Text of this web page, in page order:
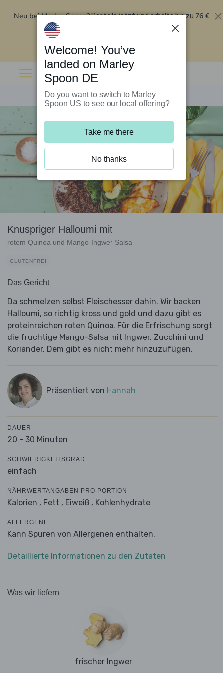
Neu bei Marley Spoon?Bestelle jetzt und erhalte bis zu 76 €
Rabatt auf deine ersten fünf Boxen
Knuspriger Halloumi mit
rotem Quinoa und Mango-Ingwer-Salsa
GLUTENFREI
Das Gericht
Da schmelzen selbst Fleischesser dahin. Wir backen
Halloumi, so richtig kross und gold und dazu gibt es
proteinreichen roten Quinoa. Für die Erfrischung sorgt
die fruchtige Mango-Salsa mit Ingwer, Zucchini und
Koriander. Dem gibt es nicht mehr hinzuzufügen.
Präsentiert von Hannah
DAUER
20 - 30 Minuten
SCHWIERIGKEITSGRAD
einfach
NÄHRWERTANGABEN PRO PORTION
Kalorien , Fett , Eiweiß , Kohlenhydrate
ALLERGENE
Kann Spuren von Allergenen enthalten.
Detaillierte Informationen zu den Zutaten
Was wir liefern
frischer Ingwer
Welcome! You’ve
landed on Marley
Spoon DE
Do you want to switch to Marley
Spoon US to see our local offering?
Take me there
No thanks